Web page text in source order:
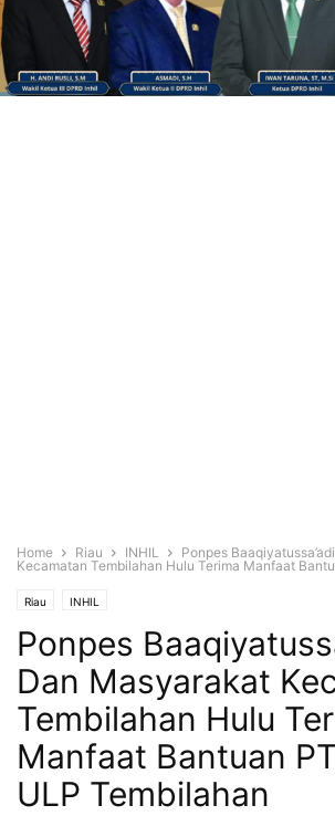
Home Riau INHIL
Ponpes
Kecamatan Tembilahan Hulu Terima Manfaat
Riau INHIL
Ponpes
Dan Masyarakat
Tembilahan Hulu
Manfaat Bantuan
ULP Tembilahan